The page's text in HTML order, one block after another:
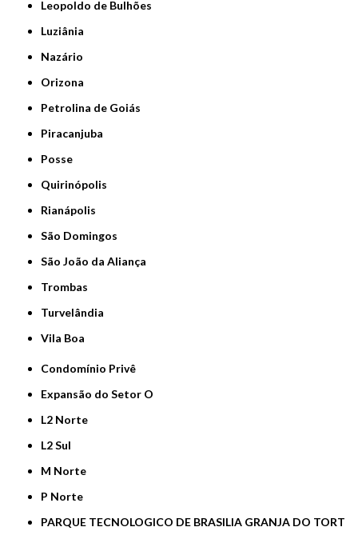
Leopoldo de Bulhões
Luziânia
Nazário
Orizona
Petrolina de Goiás
Piracanjuba
Posse
Quirinópolis
Rianápolis
São Domingos
São João da Aliança
Trombas
Turvelândia
Vila Boa
Condomínio Privê
Expansão do Setor O
L2 Norte
L2 Sul
M Norte
P Norte
PARQUE TECNOLOGICO DE BRASILIA GRANJA DO TORT